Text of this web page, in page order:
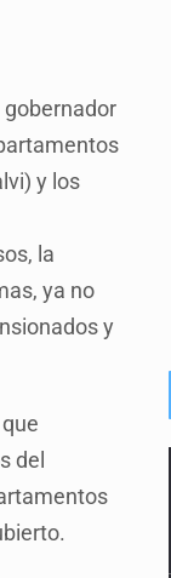
gobernador
y los
la
ya no
y
del